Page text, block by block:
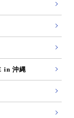
in 沖縄